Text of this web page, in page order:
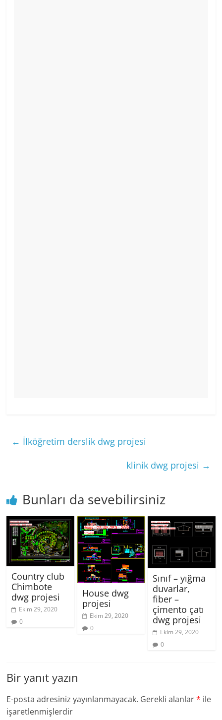
← İlköğretim derslik dwg projesi
klinik dwg projesi →
Bunları da sevebilirsiniz
Country club
Chimbote
dwg projesi
Ekim 29, 2020
0
House dwg
projesi
Ekim 29, 2020
0
Sınıf – yığma
duvarlar,
fiber –
çimento çatı
dwg projesi
Ekim 29, 2020
0
Bir yanıt yazın
E-posta adresiniz yayınlanmayacak. Gerekli alanlar* ile
işaretlenmişlerdir